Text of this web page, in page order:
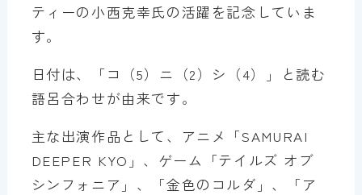
ティーの小西克幸氏の活躍を記念していま
す。
日付は、「コ（5）ニ（2）シ（4）」と読む
語呂合わせが由来です。
主な出演作品として、アニメ「SAMURAI
DEEPER KYO」、ゲーム「テイルズ オブ
シンフォニア」、「金色のコルダ」、「ア